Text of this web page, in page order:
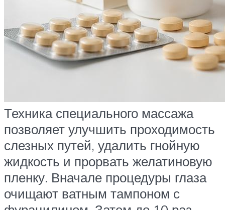
Техника специального массажа
позволяет улучшить проходимость
слезных путей, удалить гнойную
жидкость и прорвать желатиновую
пленку. Вначале процедуры глаза
очищают ватным тампоном с